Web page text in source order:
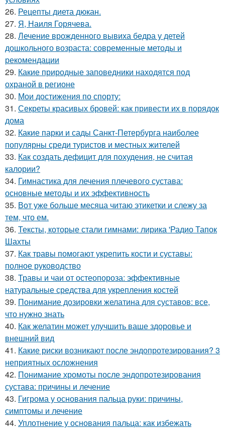
26. Рецепты диета дюкан.
27. Я, Наиля Горячева.
28. Лечение врожденного вывиха бедра у детей
дошкольного возраста: современные методы и
рекомендации
29. Какие природные заповедники находятся под
охраной в регионе
30. Мои достижения по спорту:
31. Секреты красивых бровей: как привести их в порядок
дома
32. Какие парки и сады Санкт-Петербурга наиболее
популярны среди туристов и местных жителей
33. Как создать дефицит для похудения, не считая
калории?
34. Гимнастика для лечения плечевого сустава:
основные методы и их эффективность
35. Вот уже больше месяца читаю этикетки и слежу за
тем, что ем.
36. Тексты, которые стали гимнами: лирика 'Радио Тапок
Шахты
37. Как травы помогают укрепить кости и суставы:
полное руководство
38. Травы и чаи от остеопороза: эффективные
натуральные средства для укрепления костей
39. Понимание дозировки желатина для суставов: все,
что нужно знать
40. Как желатин может улучшить ваше здоровье и
внешний вид
41. Какие риски возникают после эндопротезирования? 3
неприятных осложнения
42. Понимание хромоты после эндопротезирования
сустава: причины и лечение
43. Гигрома у основания пальца руки: причины,
симптомы и лечение
44. Уплотнение у основания пальца: как избежать